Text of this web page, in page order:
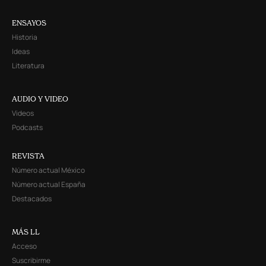
ENSAYOS
Historia
Ideas
Literatura
AUDIO Y VIDEO
Videos
Podcasts
REVISTA
Número actual México
Número actual España
Destacados
MÁS LL
Acceso
Suscribirme